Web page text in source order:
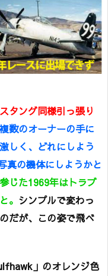
タング同様引っ張り
数のオーナーの手に
しく、どれにしよう
真の機体にしようかと
じた1969年はトラブ
。 シンプルで変わっ
だが、この姿で飛べ
」のオレンジ色